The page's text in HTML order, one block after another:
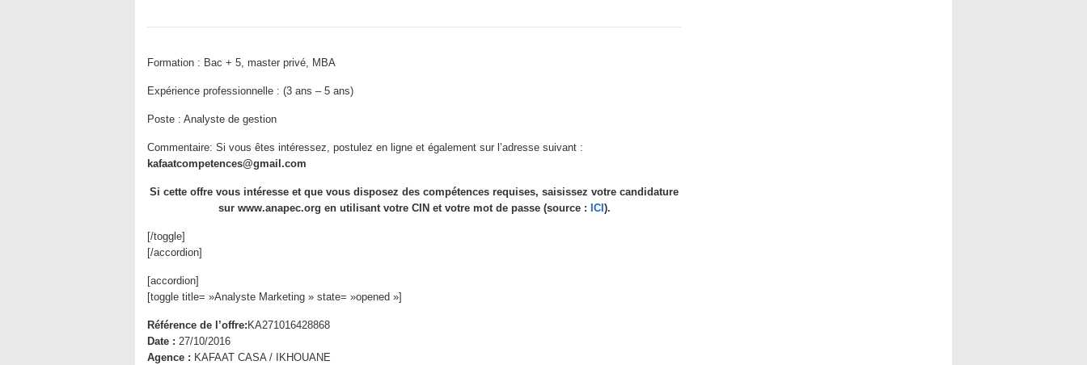
Formation : Bac + 5, master privé, MBA
Expérience professionnelle : (3 ans – 5 ans)
Poste : Analyste de gestion
Commentaire: Si vous êtes intéressez, postulez en ligne et également sur l’adresse suivant :
kafaatcompetences@gmail.com
Si cette offre vous intéresse et que vous disposez des compétences requises, saisissez votre candidature
sur www.anapec.org en utilisant votre CIN et votre mot de passe (source : ICI ).
[/toggle]
[/accordion]
[accordion]
[toggle title= »Analyste Marketing » state= »opened »]
Référence de l’offre: KA271016428868
Date : 27/10/2016
Agence : KAFAAT CASA / IKHOUANE